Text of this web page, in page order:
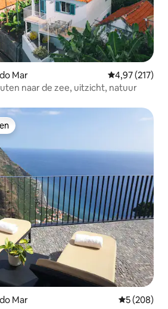
Mar Gemiddelde
4,97 (217)
naar de zee, uitzicht, natuur
Mar
5 (208)